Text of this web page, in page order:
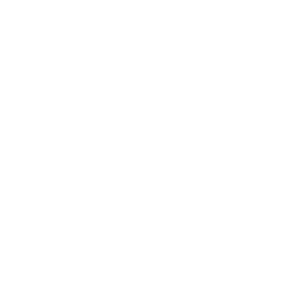
Financieras Interbancarias Mundiales"), una red
por letras y números. El BIC es necesario para
casos, optan tener un código SWIFT específico para
XXX, se refiere a la sede bancaria central. Si no, se
la cuenta de su destinatario y anular el pago.
y pedir que se anule la transferencia.